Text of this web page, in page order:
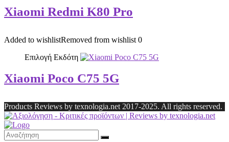
Xiaomi Redmi K80 Pro
Added to wishlistRemoved from wishlist 0
Επιλογή Εκδότη
Xiaomi Poco C75 5G
Products Reviews by texnologia.net 2017-2025. All rights reserved.